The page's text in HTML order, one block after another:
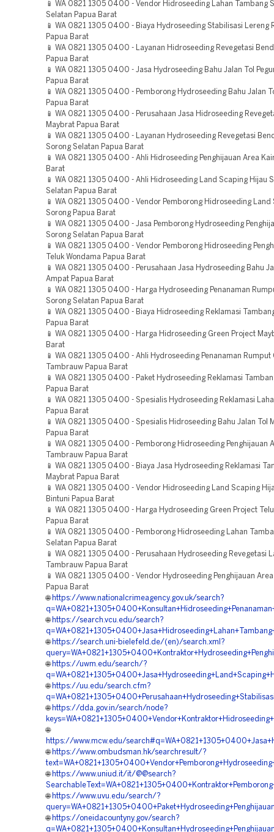
📱 WA 0821 1305 0400 - Vendor Hidroseeding Lahan Tambang
Selatan Papua Barat
📱 WA 0821 1305 0400 - Biaya Hydroseeding Stabilisasi Lereng
Papua Barat
📱 WA 0821 1305 0400 - Layanan Hidroseeding Revegetasi
Papua Barat
📱 WA 0821 1305 0400 - Jasa Hydroseeding Bahu Jalan Tol
Papua Barat
📱 WA 0821 1305 0400 - Pemborong Hydroseeding Bahu Jalan
Papua Barat
📱 WA 0821 1305 0400 - Perusahaan Jasa Hidroseeding
Maybrat Papua Barat
📱 WA 0821 1305 0400 - Layanan Hydroseeding Revegetasi
Sorong Selatan Papua Barat
📱 WA 0821 1305 0400 - Ahli Hidroseeding Penghijauan Area
Barat
📱 WA 0821 1305 0400 - Ahli Hidroseeding Land Scaping Hijau
Selatan Papua Barat
📱 WA 0821 1305 0400 - Vendor Pemborong Hidroseeding Land
Sorong Papua Barat
📱 WA 0821 1305 0400 - Jasa Pemborong Hydroseeding
Sorong Selatan Papua Barat
📱 WA 0821 1305 0400 - Vendor Pemborong Hidroseeding
Teluk Wondama Papua Barat
📱 WA 0821 1305 0400 - Perusahaan Jasa Hydroseeding Bahu
Ampat Papua Barat
📱 WA 0821 1305 0400 - Harga Hydroseeding Penanaman
Sorong Selatan Papua Barat
📱 WA 0821 1305 0400 - Biaya Hidroseeding Reklamasi
Papua Barat
📱 WA 0821 1305 0400 - Harga Hidroseeding Green Project
Barat
📱 WA 0821 1305 0400 - Ahli Hydroseeding Penanaman Rumput
Tambrauw Papua Barat
📱 WA 0821 1305 0400 - Paket Hydroseeding Reklamasi
Papua Barat
📱 WA 0821 1305 0400 - Spesialis Hydroseeding Reklamasi
Papua Barat
📱 WA 0821 1305 0400 - Spesialis Hidroseeding Bahu Jalan Tol
Papua Barat
📱 WA 0821 1305 0400 - Pemborong Hidroseeding Penghijauan
Tambrauw Papua Barat
📱 WA 0821 1305 0400 - Biaya Jasa Hydroseeding Reklamasi
Maybrat Papua Barat
📱 WA 0821 1305 0400 - Vendor Hidroseeding Land Scaping
Bintuni Papua Barat
📱 WA 0821 1305 0400 - Harga Hydroseeding Green Project
Papua Barat
📱 WA 0821 1305 0400 - Pemborong Hidroseeding Lahan
Selatan Papua Barat
📱 WA 0821 1305 0400 - Perusahaan Hydroseeding Revegetasi
Tambrauw Papua Barat
📱 WA 0821 1305 0400 - Vendor Hydroseeding Penghijauan
Papua Barat
🌐 https://www.nationalcrimeagency.gov.uk/search?
🌐 https://search.vcu.edu/search?
🌐 https://search.uni-bielefeld.de/(en)/search.xml?
🌐 https://uwm.edu/search/?
🌐 https://uu.edu/search.cfm?
🌐 https://dda.gov.in/search/node?
🌐
https://www.mcw.edu/
🌐 https://www.ombudsman.hk/searchresult/?
🌐 https://www.uniud.it/it/@@search?
🌐 https://www.uvu.edu/search/?
🌐 https://oneidacountyny.gov/search?